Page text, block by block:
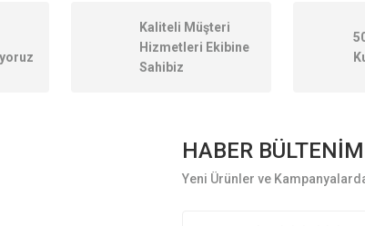
Kaliteli Müşteri
Hizmetleri Ekibine
Sahibiz
HABER
Yeni Ürünler ve